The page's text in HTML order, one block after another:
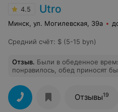
4.5 Utro
Минск, ул. Могилевская, 39а
Средний счёт: $ (5-15 byn)
Отзыв. Были в обеденное
понравилось, обед приносят
Отзывы19